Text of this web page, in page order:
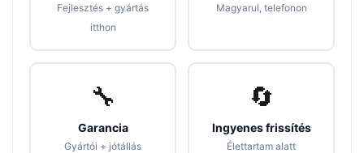
Fejlesztés + gyártás
itthon
Magyarul, telefonon
🔧
Garancia
Gyártói + jótállás
🔄
Ingyenes frissítés
Élettartam alatt